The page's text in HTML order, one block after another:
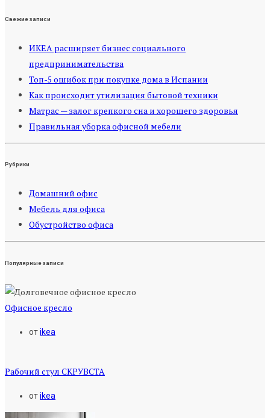
Свежие записи
ИКЕА расширяет бизнес социального
предпринимательства
Топ-5 ошибок при покупке дома в Испании
Как происходит утилизация бытовой техники
Матрас — залог крепкого сна и хорошего здоровья
Правильная уборка офисной мебели
Рубрики
Домашний офис
Мебель для офиса
Обустройство офиса
Популярные записи
Офисное кресло
отikea
Рабочий стул СКРУВСТА
отikea